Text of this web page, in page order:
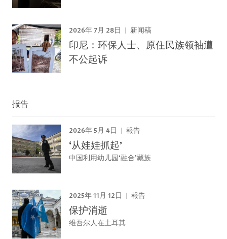
2026年 7月 28日 新闻稿
印尼：环保人士、原住民族领袖遭
不公起诉
报告
2026年 5月 4日 報告
‘从娃娃抓起’
中国利用幼儿园‘融合’藏族
2025年 11月 12日 報告
保护消逝
维吾尔人在土耳其